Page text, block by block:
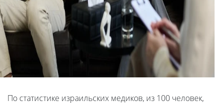
По статистике израильских медиков, из 100 человек,